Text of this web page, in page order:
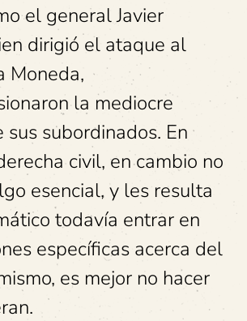
el general Javier
dirigió el ataque al
Moneda,
la mediocre
sus subordinados. En
civil, en cambio no
esencial, y les resulta
todavía entrar en
específicas acerca del
es mejor no hacer